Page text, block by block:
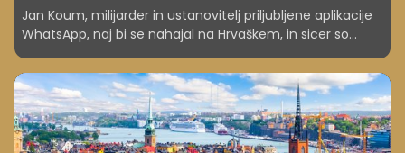
Jan Koum, milijarder in ustanovitelj priljubljene aplikacije
WhatsApp, naj bi se nahajal na Hrvaškem, in sicer so
njegovo luksuzno jahto, vredno okoli 185 milijonov evrov,
opazili med otokoma Lopud in Šipan. To prestižno super
jahto, ki meri kar 100 metrov, je skoraj nemogoče zgrešiti,
zato ni presenetljivo, da je vzbudila ogromno pozornosti.